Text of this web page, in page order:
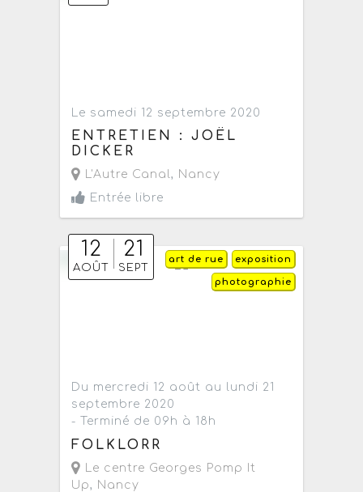
Le samedi 12 septembre 2020
ENTRETIEN : JOËL
DICKER
L'Autre Canal, Nancy
Entrée libre
12
AOÛT
21
SEPT
exposition
art de rue
photographie
Du mercredi 12 août au lundi 21
septembre 2020
- Terminé de 09h à 18h
FOLKLORR
Le centre Georges Pomp It
Up, Nancy